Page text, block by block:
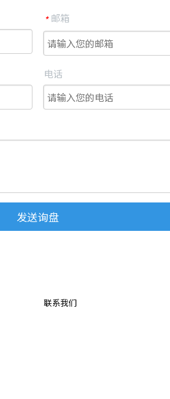
* 邮箱
电话
发送询盘
联系我们